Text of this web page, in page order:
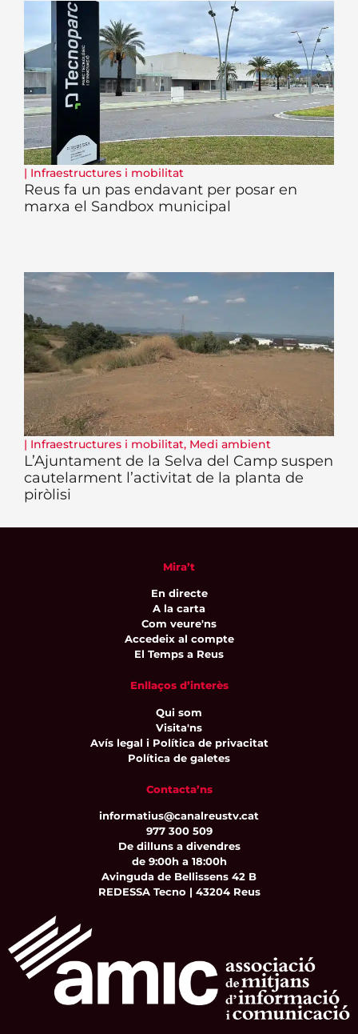
| Infraestructures i mobilitat
Reus fa un pas endavant per posar en
marxa el Sandbox municipal
| Infraestructures i mobilitat, Medi ambient
L’Ajuntament de la Selva del Camp suspen
cautelarment l’activitat de la planta de
piròlisi
Mira’t
En directe
A la carta
Com veure'ns
Accedeix al compte
El Temps a Reus
Enllaços d’interès
Qui som
Visita'ns
Avís legal i Política de privacitat
Política de galetes
Contacta’ns
informatius@canalreustv.cat
977 300 509
De dilluns a divendres
de 9:00h a 18:00h
Avinguda de Bellissens 42 B
REDESSA Tecno | 43204 Reus